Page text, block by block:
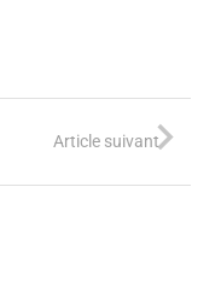
Article suivant